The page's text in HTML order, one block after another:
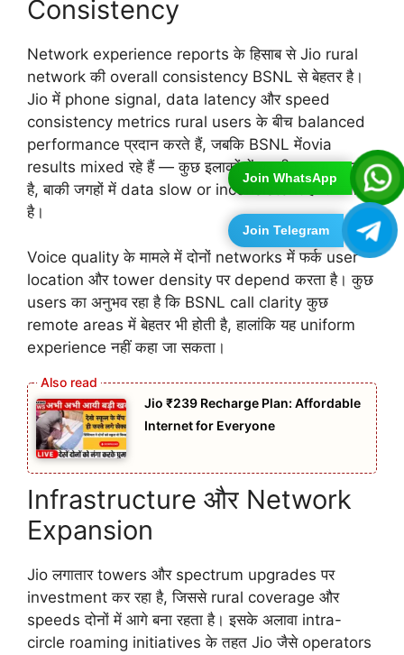
Join WhatsApp
Join Telegram
Consistency
Network experience reports के हिसाब से Jio rural
network की overall consistency BSNL से बेहतर है।
Jio में phone signal, data latency और speed
consistency metrics rural users के बीच balanced
performance प्रदान करते हैं, जबकि BSNL मेंovia
results mixed रहे हैं — कुछ इलाकों में यह ठीक काम करता
है, बाकी जगहों में data slow or inconsistent हो सकता
है।
Voice quality के मामले में दोनों networks में फर्क user
location और tower density पर depend करता है। कुछ
users का अनुभव रहा है कि BSNL call clarity कुछ
remote areas में बेहतर भी होती है, हालांकि यह uniform
experience नहीं कहा जा सकता।
Jio ₹239 Recharge Plan: Affordable
Internet for Everyone
Infrastructure और Network
Expansion
Jio लगातार towers और spectrum upgrades पर
investment कर रहा है, जिससे rural coverage और
speeds दोनों में आगे बना रहता है। इसके अलावा intra-
circle roaming initiatives के तहत Jio जैसे operators